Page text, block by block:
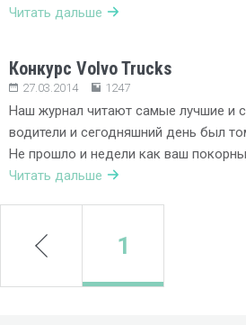
Читать дальше
Конкурс Volvo Trucks
27.03.2014 1247
Наш журнал читают самые лучшие и
водители и сегодняшний день был
Не прошло и недели как ваш
Читать дальше
prev 1